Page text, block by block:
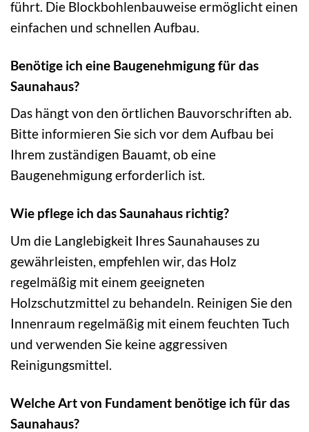
führt. Die Blockbohlenbauweise ermöglicht einen
einfachen und schnellen Aufbau.
Benötige ich eine Baugenehmigung für das
Saunahaus?
Das hängt von den örtlichen Bauvorschriften ab.
Bitte informieren Sie sich vor dem Aufbau bei
Ihrem zuständigen Bauamt, ob eine
Baugenehmigung erforderlich ist.
Wie pflege ich das Saunahaus richtig?
Um die Langlebigkeit Ihres Saunahauses zu
gewährleisten, empfehlen wir, das Holz
regelmäßig mit einem geeigneten
Holzschutzmittel zu behandeln. Reinigen Sie den
Innenraum regelmäßig mit einem feuchten Tuch
und verwenden Sie keine aggressiven
Reinigungsmittel.
Welche Art von Fundament benötige ich für das
Saunahaus?